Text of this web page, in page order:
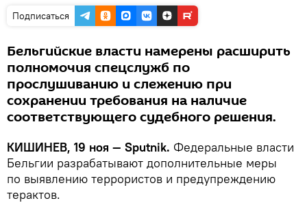
Подписаться
Бельгийские власти намерены расширить
полномочия спецслужб по
прослушиванию и слежению при
сохранении требования на наличие
соответствующего судебного решения.
КИШИНЕВ, 19 ноя — Sputnik. Федеральные власти
Бельгии разрабатывают дополнительные меры
по выявлению террористов и предупреждению
терактов.